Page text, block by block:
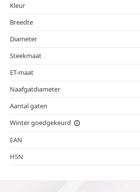
Kleur
Breedte
Diameter
Steekmaat
ET-maat
Naafgatdiameter
Aantal gaten
Winter goedgekeurd
EAN
HSN